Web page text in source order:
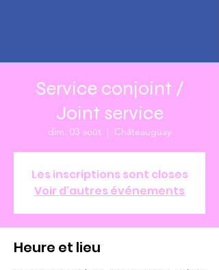
Service conjoint /
Joint service
dim. 03 août
  |
Châteauguay
Les inscriptions sont closes
Voir d'autres événements
Heure et lieu